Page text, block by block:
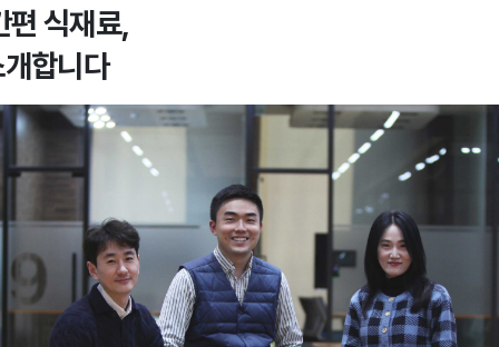
편 식재료,
합니다